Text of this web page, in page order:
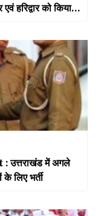
हरिद्वार को किया
लिए भर्ती